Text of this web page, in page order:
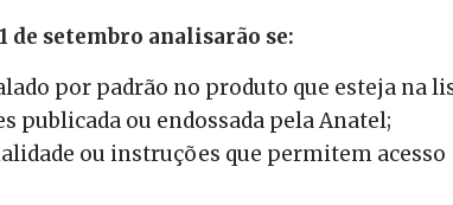
setembro analisarão se:
por padrão no produto que esteja na
publicada ou endossada pela Anatel;
ou instruções que permitem acesso